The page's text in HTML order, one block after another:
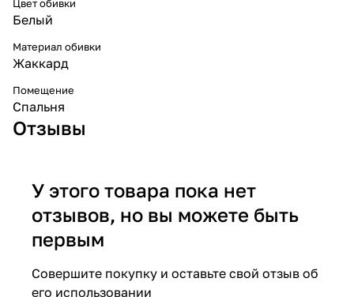
Цвет обивки
Белый
Материал обивки
Жаккард
Помещение
Спальня
Отзывы
У этого товара пока нет
отзывов, но вы можете быть
первым
Совершите покупку и оставьте свой отзыв об
его использовании